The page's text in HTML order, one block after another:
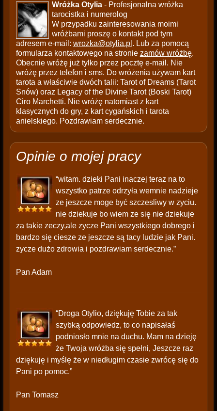
Wróżka Otylia- Profesjonalna wróżka
tarocistka i numerolog
W przypadku zainteresowania moimi
wróżbami proszę o kontakt pod tym
adresem e-mail: wrozka@otylia.pl . Lub za pomocą
formularza kontaktowego na stronie zamów wróżbę.
Obecnie wróżę już tylko przez pocztę e-mail. Nie
wróżę przez telefon i sms. Do wróżenia używam kart
tarota a właściwie dwóch talii: Tarot of Dreams (Tarot
Snów) oraz Legacy of the Divine Tarot (Boski Tarot)
Ciro Marchetti. Nie wróżę natomiast z kart
klasycznych do gry, z kart cygańskich i tarota
anielskiego. Pozdrawiam serdecznie.
Opinie o mojej pracy
“witam. dzieki Pani inaczej teraz na to
wszystko patrze odrzyła wemnie nadzieje
ze jeszcze moge być szczesliwy w zyciu.
nie dziekuje bo wiem ze się nie dziekuje
za takie zeczy,ale zycze Pani wszystkiego dobrego i
bardzo się ciesze ze jeszcze są tacy ludzie jak Pani.
zycze dużo zdrowia i pozdrawiam serdecznie.”
Pan Adam
“Droga Otylio, dziękuję Tobie za tak
szybką odpowiedz, to co napisałaś
podniosło mnie na duchu. Mam na dzieję
że Twoja wróżba się spełni, Jeszcze raz
dziękuję i myślę że w niedługim czasie zwrócę się do
Pani po pomoc.”
Pan Tomasz